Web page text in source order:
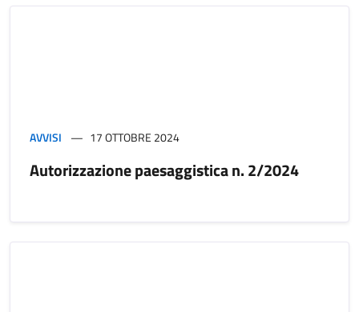
AVVISI 17 OTTOBRE 2024
Autorizzazione paesaggistica n. 2/2024